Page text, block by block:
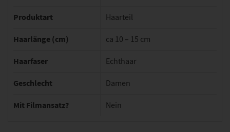
Produktart Haarteil
Haarlänge (cm) ca 10 – 15 cm
Haarfaser Echthaar
Geschlecht Damen
Mit Filmansatz? Nein